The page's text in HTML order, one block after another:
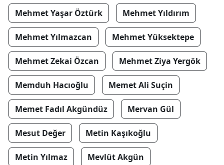
Mehmet Yaşar Öztürk Mehmet Yıldırım
Mehmet Yılmazcan Mehmet Yüksektepe
Mehmet Zekai Özcan Mehmet Ziya Yergök
Memduh Hacıoğlu Memet Ali Suçin
Memet Fadıl Akgündüz Mervan Gül
Mesut Değer Metin Kaşıkoğlu
Metin Yılmaz Mevlüt Akgün